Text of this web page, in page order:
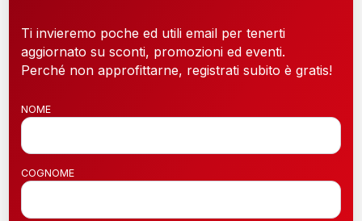
Ti invieremo poche ed utili email per tenerti
aggiornato su sconti, promozioni ed eventi.
Perché non approfittarne, registrati subito è gratis!
NOME
COGNOME